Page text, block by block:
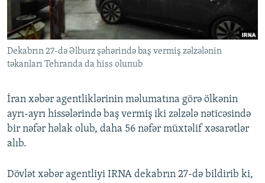
İNFOQRAFIKA
KARIKATURA
AZƏRBAYCAN ƏDƏBIYYATI KITABXANASI
İSLAM VƏ DEMOKRATIYA
İZ - MƏDƏNIYYƏT PROQRAMI
MISSIYAMIZ
PEŞƏ ETIKASI VƏ JURNALISTIKA STANDARTLARIMIZ
MATERIALLARIMIZDAN ISTIFADƏ
BIZIMLƏ ƏLAQƏ
XƏBƏR BÜLLETENLƏRIMIZ
BIZI IZLƏ
Dekabrın 27-də Əlburz şəhərində baş vermiş zəlzələnin
təkanları Tehranda da hiss olunub
İran xəbər agentliklərinin məlumatına görə ölkənin
ayrı-ayrı hissələrində baş vermiş iki zəlzələ nəticəsində
bir nəfər həlak olub, daha 56 nəfər müxtəlif xəsarətlər
alıb.
Dövlət xəbər agentliyi IRNA dekabrın 27-də bildirib ki,